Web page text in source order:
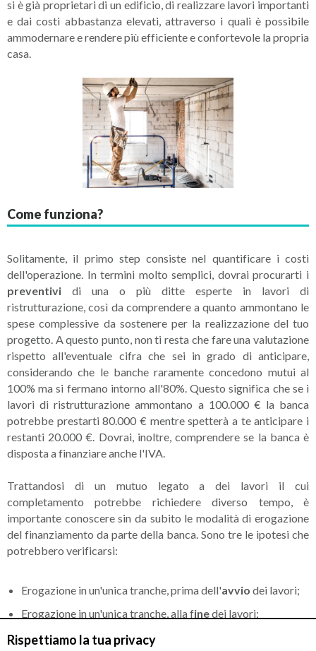
Rispettiamo la tua privacy
si è già proprietari di un edificio, di realizzare lavori importanti
e dai costi abbastanza elevati, attraverso i quali è possibile
ammodernare e rendere più efficiente e confortevole la propria
casa.
Come funziona?
Solitamente, il primo step consiste nel quantificare i costi
dell'operazione. In termini molto semplici, dovrai procurarti i
preventivi di una o più ditte esperte in lavori di
ristrutturazione, così da comprendere a quanto ammontano le
spese complessive da sostenere per la realizzazione del tuo
progetto. A questo punto, non ti resta che fare una valutazione
rispetto all'eventuale cifra che sei in grado di anticipare,
considerando che le banche raramente concedono mutui al
100% ma si fermano intorno all'80%. Questo significa che se i
lavori di ristrutturazione ammontano a 100.000 € la banca
potrebbe prestarti 80.000 € mentre spetterà a te anticipare i
restanti 20.000 €. Dovrai, inoltre, comprendere se la banca è
disposta a finanziare anche l'IVA.
Trattandosi di un mutuo legato a dei lavori il cui
completamento potrebbe richiedere diverso tempo, è
importante conoscere sin da subito le modalità di erogazione
del finanziamento da parte della banca. Sono tre le ipotesi che
potrebbero verificarsi:
Erogazione in un'unica tranche, prima dell'avvio dei lavori;
Erogazione in un'unica tranche, alla finedei lavori;
Erogazione a SAL ( Stato Avanzamento Lavori